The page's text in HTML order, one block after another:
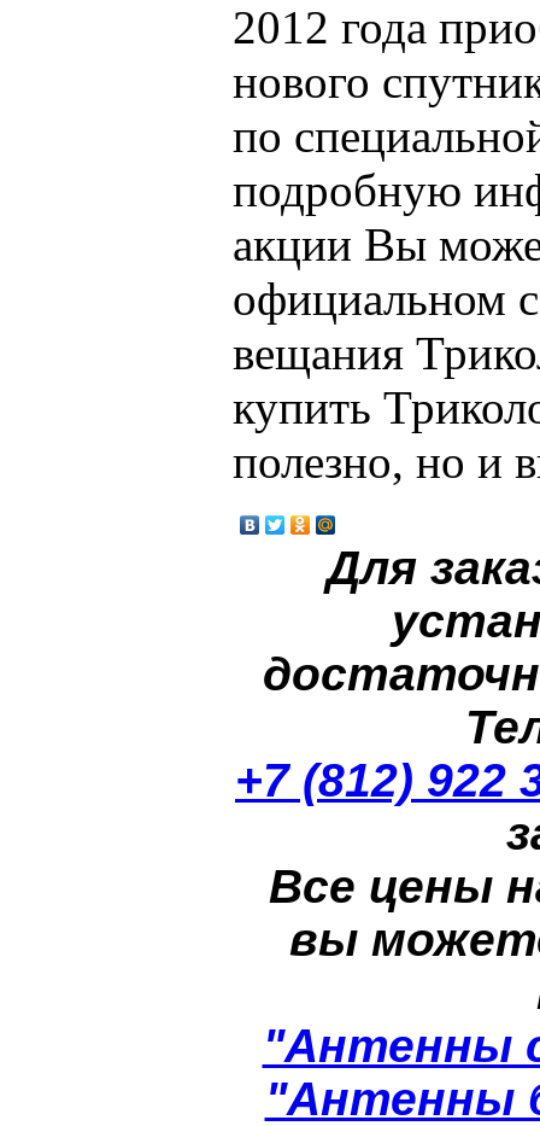
2012 года
нового
по
подробную
акции Вы
официальном
вещания
купить
полезно, но и
Для
+7 (812) 922
Все цены
вы
"Антенны
"Антенны